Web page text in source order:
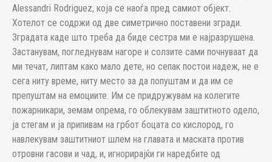
Alessandri Rodriguez, која се наоѓа пред самиот објект.
Хотелот се содржи од две симетрично поставени згради.
Зградата каде што треба да биде сестра ми е најразрушена.
Застанувам, погледнувам нагоре и солзите сами почнуваат да
ми течат, липтам како мало дете, но сепак постои надеж, не е
сега ниту време, ниту место за да попуштам и да им се
препуштам на емоциите. Им се придружувам на колегите
пожарникари, земам опрема, го облекувам заштитното одело,
ја стегам и ја припивам на грбот боцата со кислород, го
навлекувам заштитниот шлем на главата и маската против
отровни гасови и чад, и, игнорирајќи ги наредбите од